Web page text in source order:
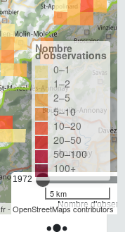
1972
Nombre
Nombre
d'observations
0–1
1–2
2–5
5–10
10–20
20–50
50–100
100+
5 km
- OpenStreetMaps contributors